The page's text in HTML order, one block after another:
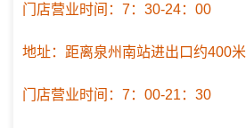
门店营业时间：7：30-24：00
地址：距离泉州南站进出口约400米
门店营业时间：7：00-21：30